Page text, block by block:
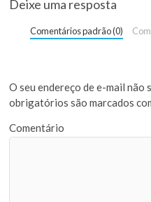
Deixe uma resposta
Comentários padrão (0)
O seu endereço de e-mail não
obrigatórios são marcados
Comentário